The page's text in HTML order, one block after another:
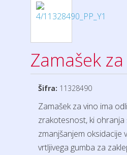
Zamašek
Šifra: 11328490
Zamašek za vino ima
zrakotesnost, ki ohranja
zmanjšanjem oksidacije
vrtljivega gumba za